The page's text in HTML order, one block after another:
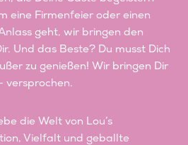
eine Firmenfeier oder einen
geht, wir bringen den
Und das Beste? Du musst Dich
zu genießen! Wir bringen Dir
versprochen.
die Welt von Lou’s
Vielfalt und geballte